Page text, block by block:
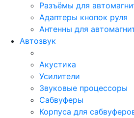
Разъёмы для
Адаптеры кнопок руля
Антенны для
Автозвук
Акустика
Усилители
Звуковые процессоры
Сабвуферы
Корпуса для